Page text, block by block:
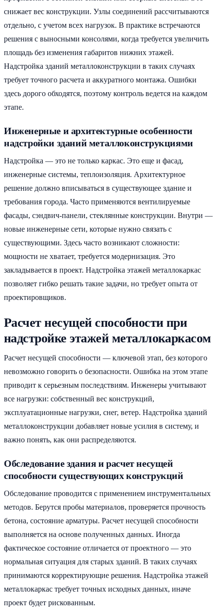
снижает вес конструкции. Узлы соединений рассчитываются
отдельно, с учетом всех нагрузок. В практике встречаются
решения с выносными консолями, когда требуется увеличить
площадь без изменения габаритов нижних этажей.
Надстройка зданий металлоконструкции в таких случаях
требует точного расчета и аккуратного монтажа. Ошибки
здесь дорого обходятся, поэтому контроль ведется на каждом
этапе.
Инженерные и архитектурные особенности
надстройки зданий металлоконструкциями
Надстройка — это не только каркас. Это еще и фасад,
инженерные системы, теплоизоляция. Архитектурное
решение должно вписываться в существующее здание и
требования города. Часто применяются вентилируемые
фасады, сэндвич-панели, стеклянные конструкции. Внутри —
новые инженерные сети, которые нужно связать с
существующими. Здесь часто возникают сложности:
мощности не хватает, требуется модернизация. Это
закладывается в проект. Надстройка этажей металлокаркас
позволяет гибко решать такие задачи, но требует опыта от
проектировщиков.
Расчет несущей способности при
надстройке этажей металлокаркасом
Расчет несущей способности — ключевой этап, без которого
невозможно говорить о безопасности. Ошибка на этом этапе
приводит к серьезным последствиям. Инженеры учитывают
все нагрузки: собственный вес конструкций,
эксплуатационные нагрузки, снег, ветер. Надстройка зданий
металлоконструкции добавляет новые усилия в систему, и
важно понять, как они распределяются.
Обследование здания и расчет несущей
способности существующих конструкций
Обследование проводится с применением инструментальных
методов. Берутся пробы материалов, проверяется прочность
бетона, состояние арматуры. Расчет несущей способности
выполняется на основе полученных данных. Иногда
фактическое состояние отличается от проектного — это
нормальная ситуация для старых зданий. В таких случаях
принимаются корректирующие решения. Надстройка этажей
металлокаркас требует точных исходных данных, иначе
проект будет рискованным.